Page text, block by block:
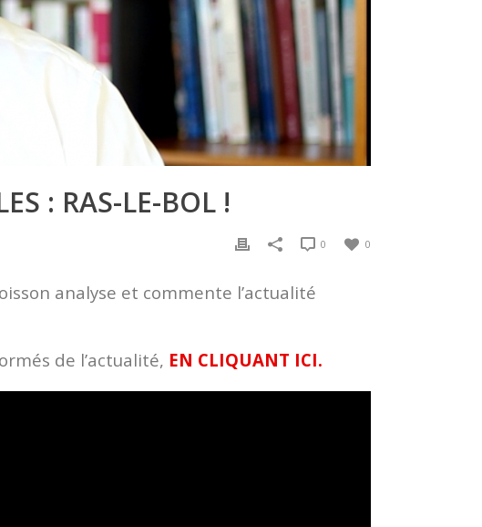
: RAS-LE-BOL !
0
0
analyse et commente l’actualité
de l’actualité, EN CLIQUANT ICI.